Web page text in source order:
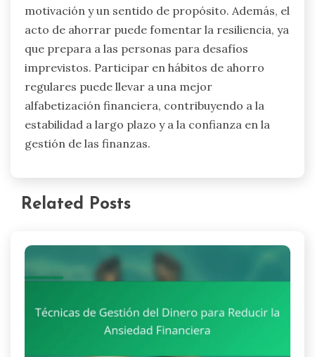
motivación y un sentido de propósito. Además, el
acto de ahorrar puede fomentar la resiliencia, ya
que prepara a las personas para desafíos
imprevistos. Participar en hábitos de ahorro
regulares puede llevar a una mejor
alfabetización financiera, contribuyendo a la
estabilidad a largo plazo y a la confianza en la
gestión de las finanzas.
Related Posts